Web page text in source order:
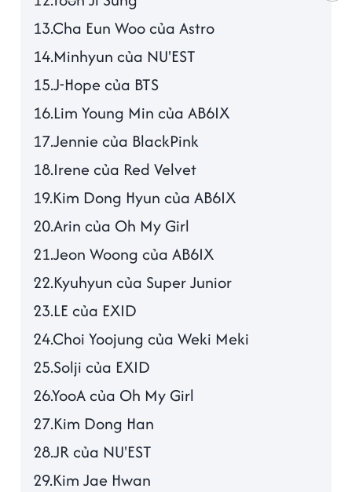
13.Cha Eun Woo của Astro
14.Minhyun của NU'EST
15.J-Hope của BTS
16.Lim Young Min của AB6IX
17.Jennie của BlackPink
18.Irene của Red Velvet
19.Kim Dong Hyun của AB6IX
20.Arin của Oh My Girl
21.Jeon Woong của AB6IX
22.Kyuhyun của Super Junior
23.LE của EXID
24.Choi Yoojung của Weki Meki
25.Solji của EXID
26.YooA của Oh My Girl
27.Kim Dong Han
28.JR của NU'EST
29.Kim Jae Hwan